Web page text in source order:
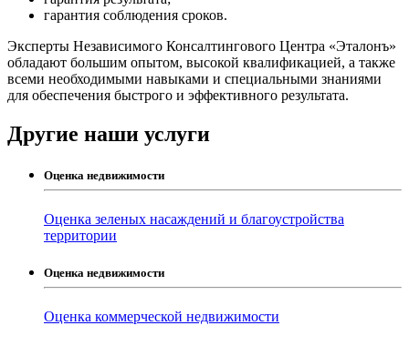
гарантия соблюдения сроков.
Эксперты Независимого Консалтингового Центра «Эталонъ»
обладают большим опытом, высокой квалификацией, а также
всеми необходимыми навыками и специальными знаниями
для обеспечения быстрого и эффективного результата.
Другие наши услуги
Оценка недвижимости
Оценка зеленых насаждений и благоустройства
территории
Оценка недвижимости
Оценка коммерческой недвижимости